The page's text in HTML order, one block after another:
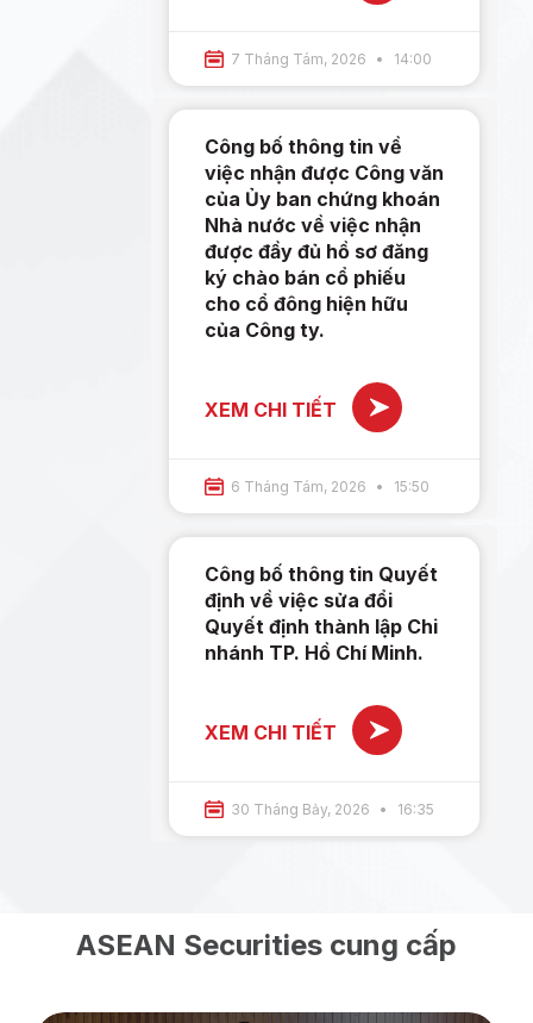
7 Tháng Tám, 2026 14:00
Công bố thông tin về
việc nhận được Công văn
của Ủy ban chứng khoán
Nhà nước về việc nhận
được đầy đủ hồ sơ đăng
ký chào bán cổ phiếu
cho cổ đông hiện hữu
của Công ty.
XEM CHI TIẾT
6 Tháng Tám, 2026 15:50
Công bố thông tin Quyết
định về việc sửa đổi
Quyết định thành lập Chi
nhánh TP. Hồ Chí Minh.
XEM CHI TIẾT
30 Tháng Bảy, 2026 16:35
ASEAN Securities cung cấp